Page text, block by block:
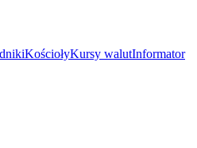
KościołyKursy walutInformator